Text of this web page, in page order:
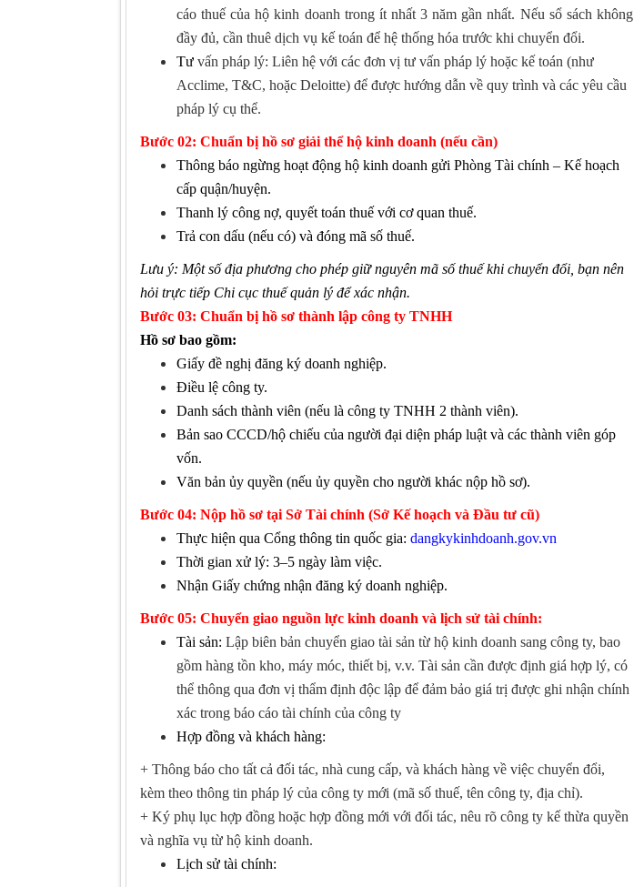
cáo thuế của hộ kinh doanh trong ít nhất 3 năm gần nhất. Nếu sổ sách không
đầy đủ, cần thuê dịch vụ kế toán để hệ thống hóa trước khi chuyển đổi.
Tư vấn pháp lý: Liên hệ với các đơn vị tư vấn pháp lý hoặc kế toán (như
Acclime, T&C, hoặc Deloitte) để được hướng dẫn về quy trình và các yêu cầu
pháp lý cụ thể.
Bước 02: Chuẩn bị hồ sơ giải thể hộ kinh doanh (nếu cần)
Thông báo ngừng hoạt động hộ kinh doanh gửi Phòng Tài chính – Kế hoạch
cấp quận/huyện.
Thanh lý công nợ, quyết toán thuế với cơ quan thuế.
Trả con dấu (nếu có) và đóng mã số thuế.
Lưu ý: Một số địa phương cho phép giữ nguyên mã số thuế khi chuyển đổi, bạn nên
hỏi trực tiếp Chi cục thuế quản lý để xác nhận.
Bước 03: Chuẩn bị hồ sơ thành lập công ty TNHH
Hồ sơ bao gồm:
Giấy đề nghị đăng ký doanh nghiệp.
Điều lệ công ty.
Danh sách thành viên (nếu là công ty TNHH 2 thành viên).
Bản sao CCCD/hộ chiếu của người đại diện pháp luật và các thành viên góp
vốn.
Văn bản ủy quyền (nếu ủy quyền cho người khác nộp hồ sơ).
Bước 04: Nộp hồ sơ tại Sở Tài chính (Sở Kế hoạch và Đầu tư cũ)
Thực hiện qua Cổng thông tin quốc gia: dangkykinhdoanh.gov.vn
Thời gian xử lý: 3–5 ngày làm việc.
Nhận Giấy chứng nhận đăng ký doanh nghiệp.
Bước 05: Chuyển giao nguồn lực kinh doanh và lịch sử tài chính:
Tài sản: Lập biên bản chuyển giao tài sản từ hộ kinh doanh sang công ty, bao
gồm hàng tồn kho, máy móc, thiết bị, v.v. Tài sản cần được định giá hợp lý, có
thể thông qua đơn vị thẩm định độc lập để đảm bảo giá trị được ghi nhận chính
xác trong báo cáo tài chính của công ty
Hợp đồng và khách hàng:
+ Thông báo cho tất cả đối tác, nhà cung cấp, và khách hàng về việc chuyển đổi,
kèm theo thông tin pháp lý của công ty mới (mã số thuế, tên công ty, địa chỉ).
+ Ký phụ lục hợp đồng hoặc hợp đồng mới với đối tác, nêu rõ công ty kế thừa quyền
và nghĩa vụ từ hộ kinh doanh.
Lịch sử tài chính: